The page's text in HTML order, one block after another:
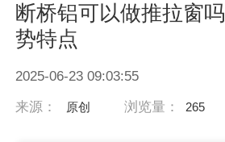
断桥铝可以做推拉窗
势特点
2025-06-23 09:03:55
来源： 原创 浏览量： 265